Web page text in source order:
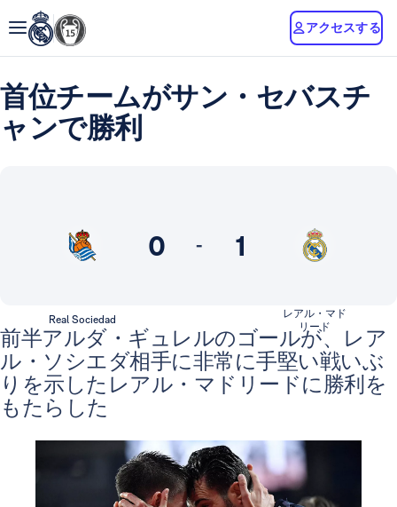
アクセスする
首位チームがサン・セバスチ
ャンで勝利
0 - 1
Real Sociedad
レアル・マド
リード
前半アルダ・ギュレルのゴールが、レア
ル・ソシエダ相手に非常に手堅い戦いぶ
りを示したレアル・マドリードに勝利を
もたらした